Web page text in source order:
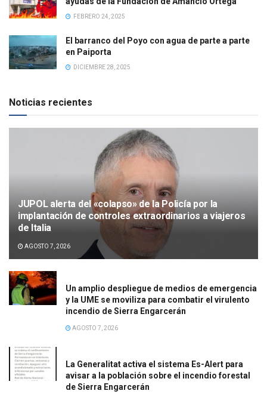
FEBRERO 24, 2025
El barranco del Poyo con agua de parte a parte
en Paiporta
DICIEMBRE 28, 2025
Noticias recientes
JUPOL alerta del «colapso» de la Policía por la
implantación de controles extraordinarios a viajeros
de Italia
AGOSTO 7, 2026
Un amplio despliegue de medios de emergencia
y la UME se moviliza para combatir el virulento
incendio de Sierra Engarcerán
AGOSTO 7, 2026
La Generalitat activa el sistema Es-Alert para
avisar a la población sobre el incendio forestal
de Sierra Engarcerán